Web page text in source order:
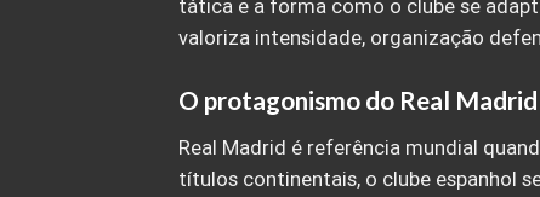
tática e a forma como o clube se
valoriza intensidade, organização
O protagonismo do Real Madrid
Real Madrid é referência mundial
títulos continentais, o clube espanhol